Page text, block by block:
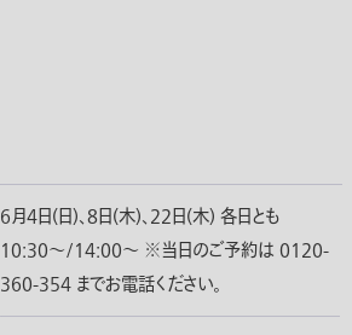
6月4日(日)、8日(木)、22日(木) 各日とも
10:30〜/14:00〜 ※当日のご予約は 0120-
360-354 までお電話ください。